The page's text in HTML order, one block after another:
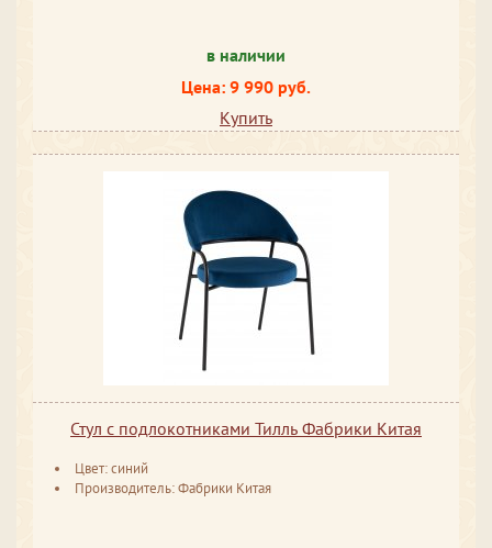
в наличии
Цена: 9 990 руб.
Купить
Стул с подлокотниками Тилль Фабрики Китая
Цвет: синий
Производитель: Фабрики Китая